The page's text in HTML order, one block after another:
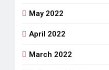
May 2022
April 2022
March 2022